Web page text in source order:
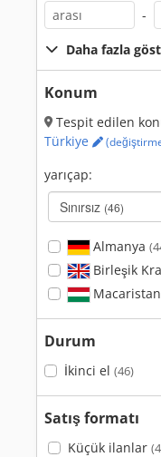
-
Daha fazla
Konum
Tespit edilen
Türkiye
yarıçap:
Sınırsız (46)
Almanya
Birleşik
Macaristan
Durum
İkinci el (46)
Satış formatı
Küçük ilanlar